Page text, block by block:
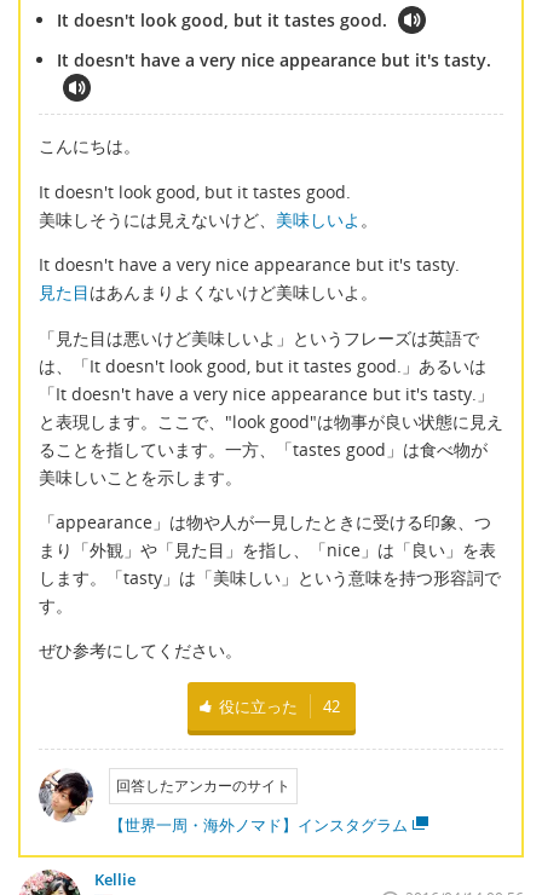
It doesn't look good, but it tastes good.
It doesn't have a very nice appearance but it's tasty.
こんにちは。
It doesn't look good, but it tastes good.
美味しそうには見えないけど、 美味しいよ 。
It doesn't have a very nice appearance but it's tasty.
見た目はあんまりよくないけど美味しいよ。
「見た目は悪いけど美味しいよ」というフレーズは英語で
は、「It doesn't look good, but it tastes good.」あるいは
「It doesn't have a very nice appearance but it's tasty.」
と表現します。ここで、"look good"は物事が良い状態に見え
ることを指しています。一方、「tastes good」は食べ物が
美味しいことを示します。
「appearance」は物や人が一見したときに受ける印象、つ
まり「外観」や「見た目」を指し、「nice」は「良い」を表
します。「tasty」は「美味しい」という意味を持つ形容詞で
す。
ぜひ参考にしてください。
役に立った 42
回答したアンカーのサイト
【世界一周・海外ノマド】インスタグラム
Kellie